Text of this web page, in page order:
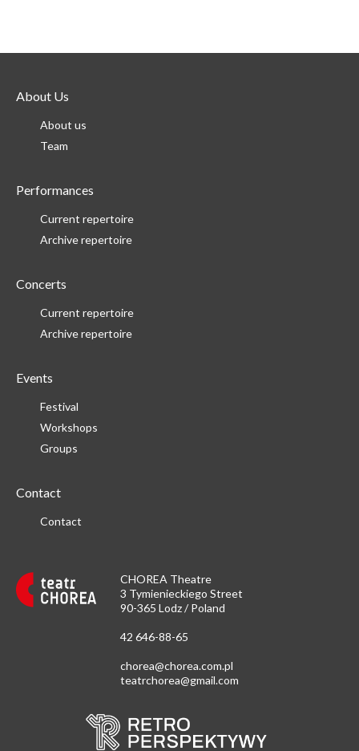
CHOREA Theatre
3 Tymienieckiego Street
90-365 Lodz / Poland
42 646-88-65
chorea@chorea.com.pl
teatrchorea@gmail.com
About Us
About us
Team
Performances
Current repertoire
Archive repertoire
Concerts
Current repertoire
Archive repertoire
Events
Festival
Workshops
Groups
Contact
Contact